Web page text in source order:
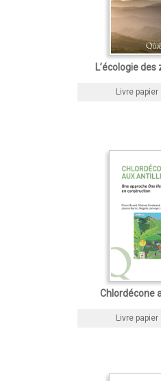
L’écologie des
Livre papier
Chlordécone
Livre papier